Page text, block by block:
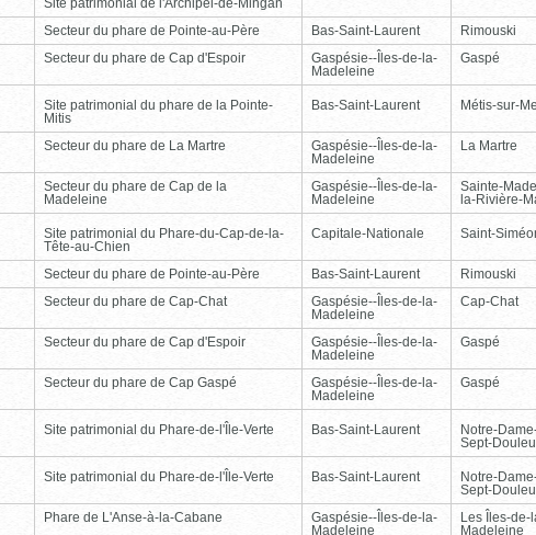
Secteur du phare de Pointe-au-Père Bas-Saint-Laurent
Rimouski
Secteur du phare de Cap d'Espoir
Gaspésie--Îles-de-la-
Madeleine
Gaspé
Site patrimonial du phare de la Pointe-
Mitis
Bas-Saint-Laurent Métis-sur-
Secteur du phare de La Martre
Gaspésie--Îles-de-la-
Madeleine
La Martre
Secteur du phare de Cap de la
Madeleine
Gaspésie--Îles-de-la-
Madeleine
Sainte-
la-Rivière-
Site patrimonial du Phare-du-Cap-de-la-
Tête-au-Chien
Capitale-Nationale Saint-
Secteur du phare de Pointe-au-Père Bas-Saint-Laurent
Rimouski
Secteur du phare de Cap-Chat
Gaspésie--Îles-de-la-
Madeleine
Cap-Chat
Secteur du phare de Cap d'Espoir
Gaspésie--Îles-de-la-
Madeleine
Gaspé
Secteur du phare de Cap Gaspé
Gaspésie--Îles-de-la-
Madeleine
Gaspé
Site patrimonial du Phare-de-l'Île-Verte Bas-Saint-Laurent
Notre-
Sept-
Site patrimonial du Phare-de-l'Île-Verte Bas-Saint-Laurent
Notre-
Sept-
Phare de L'Anse-à-la-Cabane
Gaspésie--Îles-de-la-
Madeleine
Les Îles-de-
Madeleine